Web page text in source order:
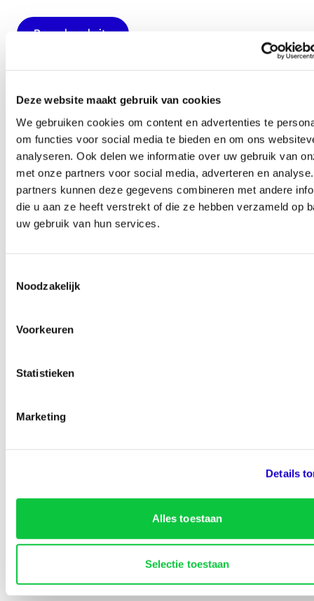
Deze website maakt gebruik van cookies
We gebruiken cookies om content en advertenties te
om functies voor social media te bieden en om ons
analyseren. Ook delen we informatie over uw gebruik van
met onze partners voor social media, adverteren en
partners kunnen deze gegevens combineren met andere
die u aan ze heeft verstrekt of die ze hebben verzameld op
uw gebruik van hun services.
Noodzakelijk
Voorkeuren
Statistieken
Marketing
Details
Alles toestaan
Selectie toestaan
Bezoek website
JM Dak en Kozijn
Schaapherderweg 17f
2988 CK Ridderkerk
info@jmdakenkozijn.nl
Deze pagina is 449 keer bezocht.
Identity Marketing
Lined-Up Business
Over ons